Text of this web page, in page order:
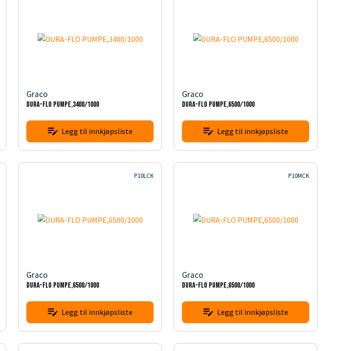
Graco
DURA-FLO PUMPE,3400/1000
Legg til innkjøpsliste
Graco
DURA-FLO PUMPE,6500/1000
Legg til innkjøpsliste
P10LCK
Graco
DURA-FLO PUMPE,6500/1000
Legg til innkjøpsliste
P10MCK
Graco
DURA-FLO PUMPE,6500/1000
Legg til innkjøpsliste